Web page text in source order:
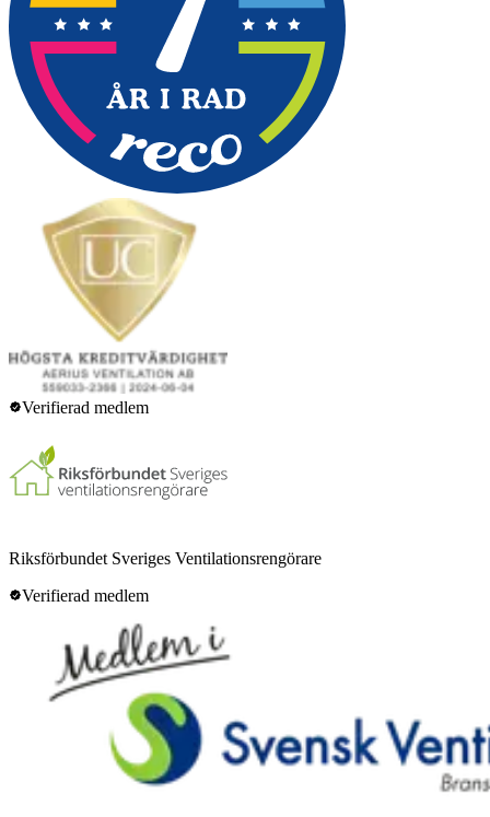
Verifierad medlem
Riksförbundet Sveriges Ventilationsrengörare
Verifierad medlem